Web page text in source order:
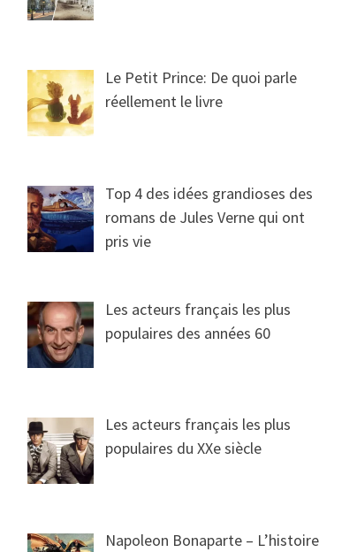
Le Petit Prince: De quoi parle
réellement le livre
Top 4 des idées grandioses des
romans de Jules Verne qui ont
pris vie
Les acteurs français les plus
populaires des années 60
Les acteurs français les plus
populaires du XXe siècle
Napoleon Bonaparte – L’histoire